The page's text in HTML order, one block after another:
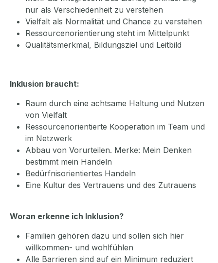
nur als Verschiedenheit zu verstehen
Vielfalt als Normalität und Chance zu verstehen
Ressourcenorientierung steht im Mittelpunkt
Qualitätsmerkmal, Bildungsziel und Leitbild
Inklusion braucht:
Raum durch eine achtsame Haltung und Nutzen
von Vielfalt
Ressourcenorientierte Kooperation im Team und
im Netzwerk
Abbau von Vorurteilen. Merke: Mein Denken
bestimmt mein Handeln
Bedürfnisorientiertes Handeln
Eine Kultur des Vertrauens und des Zutrauens
Woran erkenne ich Inklusion?
Familien gehören dazu und sollen sich hier
willkommen- und wohlfühlen
Alle Barrieren sind auf ein Minimum reduziert